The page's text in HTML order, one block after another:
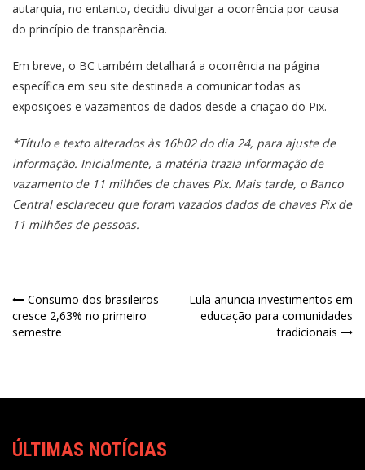
autarquia, no entanto, decidiu divulgar a ocorrência por causa
do princípio de transparência.
Em breve, o BC também detalhará a ocorrência na página
específica em seu site destinada a comunicar todas as
exposições e vazamentos de dados desde a criação do Pix.
*Título e texto alterados às 16h02 do dia 24, para ajuste de
informação. Inicialmente, a matéria trazia informação de
vazamento de 11 milhões de chaves Pix. Mais tarde, o Banco
Central esclareceu que foram vazados dados de chaves Pix de
11 milhões de pessoas.
Consumo dos brasileiros
cresce 2,63% no primeiro
semestre
Lula anuncia investimentos em
educação para comunidades
tradicionais
ÚLTIMAS NOTÍCIAS